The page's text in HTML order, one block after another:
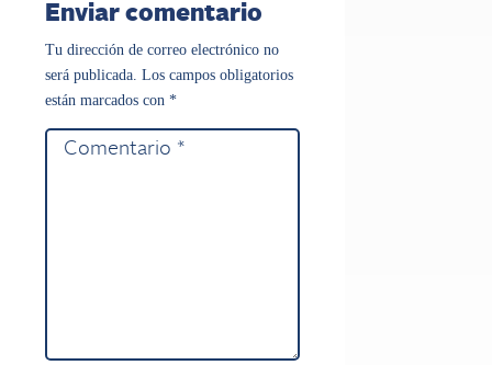
Enviar comentario
Tu dirección de correo electrónico no
será publicada. Los campos obligatorios
están marcados con *